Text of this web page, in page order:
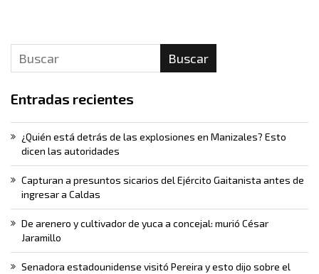
Buscar
Entradas recientes
¿Quién está detrás de las explosiones en Manizales? Esto
dicen las autoridades
Capturan a presuntos sicarios del Ejército Gaitanista antes de
ingresar a Caldas
De arenero y cultivador de yuca a concejal: murió César
Jaramillo
Senadora estadounidense visitó Pereira y esto dijo sobre el